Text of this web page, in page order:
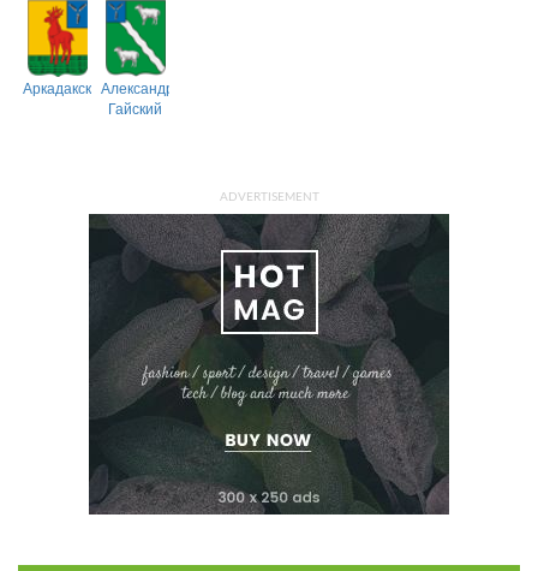
АркадакскийАлександрово-
Гайский
ADVERTISEMENT